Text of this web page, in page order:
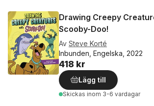
Drawing Creepy
Scooby-Doo!
Av Steve Korté
Inbunden, Engelska, 2022
418 kr
Lägg till
Skickas inom 3-6 vardagar